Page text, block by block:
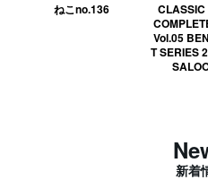
ねこno.136
Vol.05
T SERIES
新着